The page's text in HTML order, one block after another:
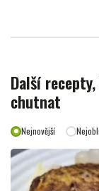
Další
chutnat
Nejnovější